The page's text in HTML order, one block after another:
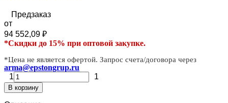
Предзаказ
от
94 552,09 ₽
*Скидки до 15% при оптовой закупке.
*Цена не является офертой. Запрос счета/договора через
arma@epstongrup.ru
1
1
В корзину